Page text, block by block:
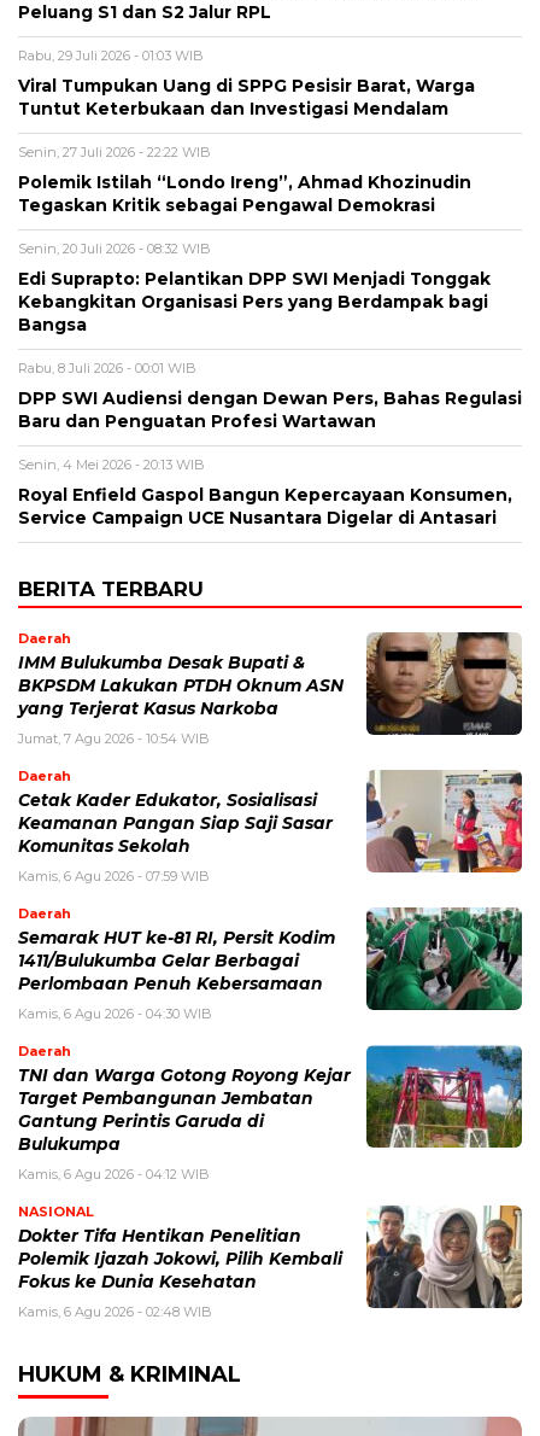
Peluang S1 dan S2 Jalur RPL
Rabu, 29 Juli 2026 - 01:03 WIB
Viral Tumpukan Uang di SPPG Pesisir Barat, Warga
Tuntut Keterbukaan dan Investigasi Mendalam
Senin, 27 Juli 2026 - 22:22 WIB
Polemik Istilah “Londo Ireng”, Ahmad Khozinudin
Tegaskan Kritik sebagai Pengawal Demokrasi
Senin, 20 Juli 2026 - 08:32 WIB
Edi Suprapto: Pelantikan DPP SWI Menjadi Tonggak
Kebangkitan Organisasi Pers yang Berdampak bagi
Bangsa
Rabu, 8 Juli 2026 - 00:01 WIB
DPP SWI Audiensi dengan Dewan Pers, Bahas Regulasi
Baru dan Penguatan Profesi Wartawan
Senin, 4 Mei 2026 - 20:13 WIB
Royal Enfield Gaspol Bangun Kepercayaan Konsumen,
Service Campaign UCE Nusantara Digelar di Antasari
BERITA TERBARU
Daerah
IMM Bulukumba Desak Bupati &
BKPSDM Lakukan PTDH Oknum ASN
yang Terjerat Kasus Narkoba
Jumat, 7 Agu 2026 - 10:54 WIB
Daerah
Cetak Kader Edukator, Sosialisasi
Keamanan Pangan Siap Saji Sasar
Komunitas Sekolah
Kamis, 6 Agu 2026 - 07:59 WIB
Daerah
Semarak HUT ke-81 RI, Persit Kodim
1411/Bulukumba Gelar Berbagai
Perlombaan Penuh Kebersamaan
Kamis, 6 Agu 2026 - 04:30 WIB
Daerah
TNI dan Warga Gotong Royong Kejar
Target Pembangunan Jembatan
Gantung Perintis Garuda di
Bulukumpa
Kamis, 6 Agu 2026 - 04:12 WIB
NASIONAL
Dokter Tifa Hentikan Penelitian
Polemik Ijazah Jokowi, Pilih Kembali
Fokus ke Dunia Kesehatan
Kamis, 6 Agu 2026 - 02:48 WIB
HUKUM & KRIMINAL